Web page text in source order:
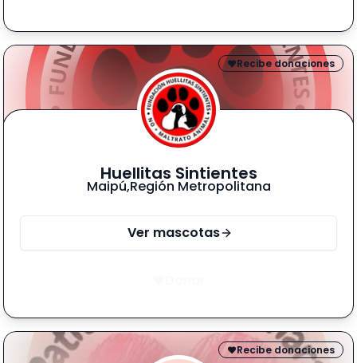
Recibe donaciones
Huellitas Sintientes
Maipú,Región Metropolitana
Ver mascotas
Recibe donaciones